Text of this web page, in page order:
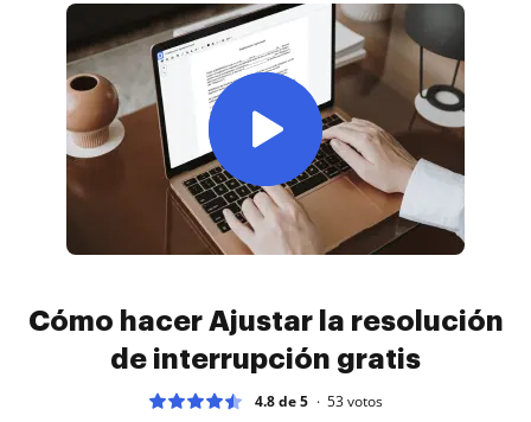
Cómo hacer Ajustar la resolución
de interrupción gratis
4.8 de 5 53votos